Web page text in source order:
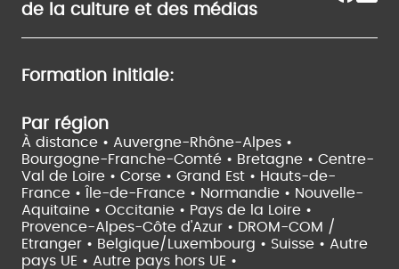
de la culture et des médias
Formation initiale:
Par région
À distance • Auvergne-Rhône-Alpes •
Bourgogne-Franche-Comté • Bretagne • Centre-
Val de Loire • Corse • Grand Est • Hauts-de-
France •
Île-de-France • Normandie • Nouvelle-
Aquitaine • Occitanie • Pays de la Loire •
Provence-Alpes-Côte d'Azur • DROM-COM /
Etranger • Belgique/Luxembourg • Suisse • Autre
pays UE • Autre pays hors UE •